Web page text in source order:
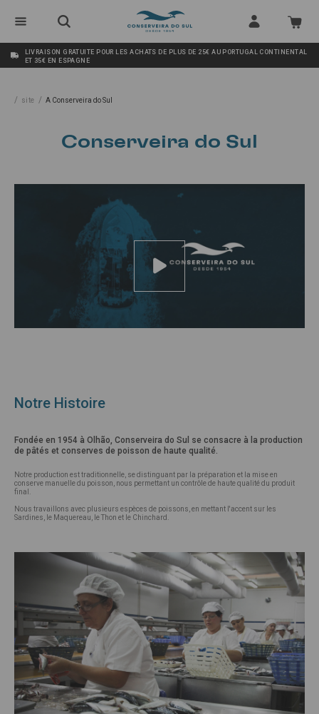
LIVRAISON GRATUITE POUR LES ACHATS DE PLUS DE 25€ AU PORTUGAL CONTINENTAL
ET 35€ EN ESPAGNE
/ site / A Conserveira do Sul
Conserveira do Sul
Notre Histoire
Fondée en 1954 à Olhão, Conserveira do Sul se consacre à la production
de pâtés et conserves de poisson de haute qualité.
Notre production est traditionnelle, se distinguant par la préparation et la mise en
conserve manuelle du poisson, nous permettant un contrôle de haute qualité du produit
final.
Nous travaillons avec plusieurs espèces de poissons, en mettant l'accent sur les
Sardines, le Maquereau, le Thon et le Chinchard.